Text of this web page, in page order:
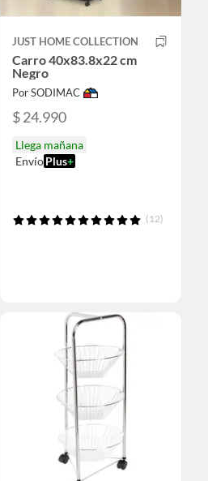
JUST HOME COLLECTION
Carro 40x83.8x22 cm
Negro
Por SODIMAC
$ 24.990
Llega mañana
EnvíoPlus+
(12)